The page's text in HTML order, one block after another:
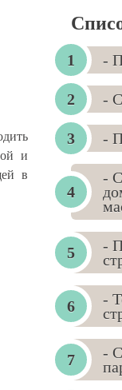
и
в
-
-
-
-
-
-
-